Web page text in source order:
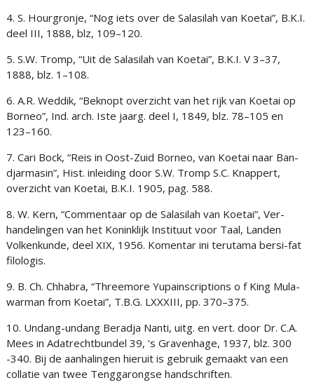
4. S. Hourgronje, “Nog iets over de Salasilah van Koetai”, B.K.I.
deel III, 1888, blz, 109–120.
5. S.W. Tromp, “Uit de Salasilah van Koetai”, B.K.I. V 3–37,
1888, blz. 1–108.
6. A.R. Weddik, “Beknopt overzicht van het rijk van Koetai op
Borneo”, Ind. arch. Iste jaarg. deel I, 1849, blz. 78–105 en
123–160.
7. Cari Bock, “Reis in Oost-Zuid Borneo, van Koetai naar Ban-
djarmasin”, Hist. inleiding door S.W. Tromp S.C. Knappert,
overzicht van Koetai, B.K.I. 1905, pag. 588.
8. W. Kern, “Commentaar op de Salasilah van Koetai”, Ver-
handelingen van het Koninklijk Instituut voor Taal, Landen
Volkenkunde, deel XIX, 1956. Komentar ini terutama bersi-fat
filologis.
9. B. Ch. Chhabra, “Threemore Yupainscriptions o f King Mula-
warman from Koetai”, T.B.G. LXXXIII, pp. 370–375.
10. Undang-undang Beradja Nanti, uitg. en vert. door Dr. C.A.
Mees in Adatrechtbundel 39, ‘s Gravenhage, 1937, blz. 300
-340. Bij de aanhalingen hieruit is gebruik gemaakt van een
collatie van twee Tenggarongse handschriften.